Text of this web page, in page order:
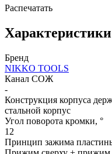
Распечатать
Бренд
NIKKO TOOLS
Канал СОЖ
-
Конструкция корпуса
стальной корпус
Угол поворота кромки, °
12
Принцип зажима